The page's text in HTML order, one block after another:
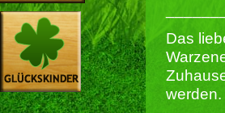
Das
werden.